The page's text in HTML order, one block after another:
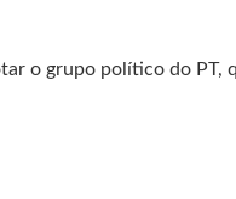
o grupo político do PT,